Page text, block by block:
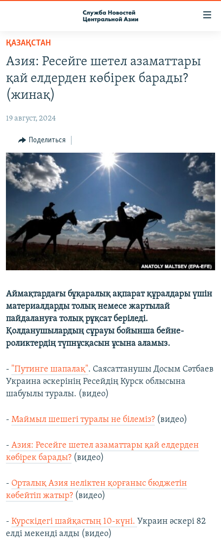
Вернуться
основному
содержанию
Вернутся
главной
навигации
Вернутся
поиску
КОНТАКТЫ
НАСТОЯЩЕЕ ВРЕМЯ
МИГРАНТ МЕДИА
ҚАЗАҚСТАН
Азия: Ресейге шетел азаматтары
қай елдерден көбірек барады?
(жинақ)
19 август, 2024
Поделиться
Аймақтардағы бұқаралық ақпарат құралдары үшін
материалдарды толық немесе жартылай
пайдалануға толық рұқсат беріледі.
Қолданушылардың сұрауы бойынша бейне-
роликтердің түпнұсқасын ұсына аламыз.
- "Путинге шапалақ". Саясаттанушы Досым Сәтбаев
Украина әскерінің Ресейдің Курск облысына
шабуылы туралы. (видео)
- Маймыл шешегі туралы не білеміз? (видео)
- Азия: Ресейге шетел азаматтары қай елдерден
көбірек барады? (видео)
- Орталық Азия неліктен қорғаныс бюджетін
көбейтіп жатыр? (видео)
- Курскідегі шайқастың 10-күні. Украин әскері 82
елді мекенді алды (видео)